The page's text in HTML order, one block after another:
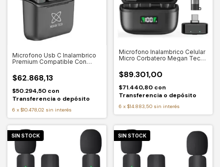
Microfono Usb C Inalambrico
Premium Compatible Con
$62.868,13
$50.294,50 con
Transferencia o depósito
6 x $10.478,02 sin interés
Microfono Inalambrico Celular
Micro Corbatero Megan Tech
$89.301,00
$71.440,80 con
Transferencia o depósito
6 x $14.883,50 sin interés
SIN STOCK SIN STOCK